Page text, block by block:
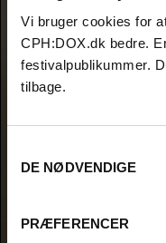
Vi bruger cookies for
CPH:DOX.dk bedre.
festivalpublikummer.
tilbage.
DE NØDVENDIGE
PRÆFERENCER